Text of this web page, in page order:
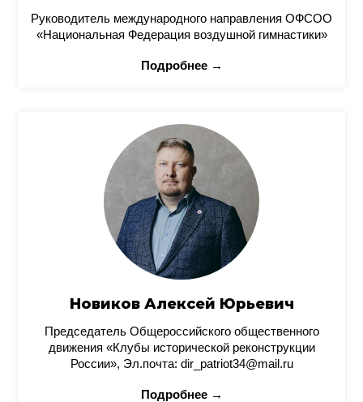
Руководитель международного направления ОФСОО
«Национальная Федерация воздушной гимнастики»
Подробнее →
Новиков Алексей Юрьевич
Председатель Общероссийского общественного
движения «Клубы исторической реконструкции
России», Эл.почта: dir_patriot34@mail.ru
Подробнее →